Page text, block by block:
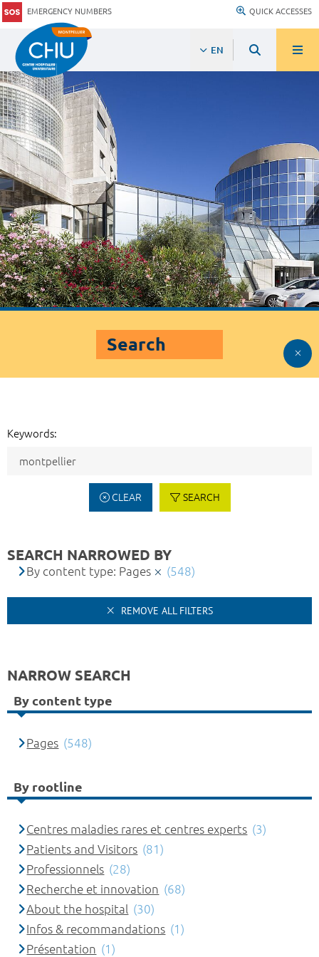
EMERGENCY NUMBERS QUICK ACCESSES
EN
Search
Keywords:
CLEAR SEARCH
SEARCH NARROWED BY
By content type: Pages (548)
REMOVE ALL FILTERS
NARROW SEARCH
By content type
Pages (548)
By rootline
Centres maladies rares et centres experts (3)
Patients and Visitors (81)
Professionnels (28)
Recherche et innovation (68)
About the hospital (30)
Infos & recommandations (1)
Présentation (1)